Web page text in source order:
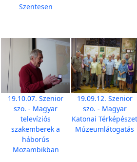
Szentesen
19.10.07. Szenior
szo. - Magyar
televíziós
szakemberek a
háborús
Mozambikban
19.09.12. Szenior
szo. - Magyar
Katonai Térképészet
Múzeumlátogatás